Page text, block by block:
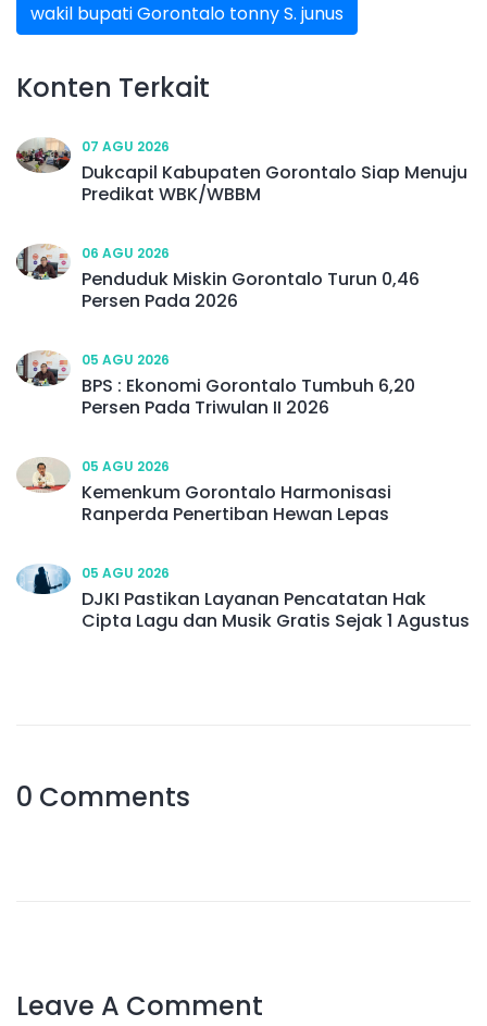
wakil bupati Gorontalo tonny S. junus
Konten Terkait
07 AGU 2026
Dukcapil Kabupaten Gorontalo Siap Menuju
Predikat WBK/WBBM
06 AGU 2026
Penduduk Miskin Gorontalo Turun 0,46
Persen Pada 2026
05 AGU 2026
BPS : Ekonomi Gorontalo Tumbuh 6,20
Persen Pada Triwulan II 2026
05 AGU 2026
Kemenkum Gorontalo Harmonisasi
Ranperda Penertiban Hewan Lepas
05 AGU 2026
DJKI Pastikan Layanan Pencatatan Hak
Cipta Lagu dan Musik Gratis Sejak 1 Agustus
0 Comments
Leave A Comment